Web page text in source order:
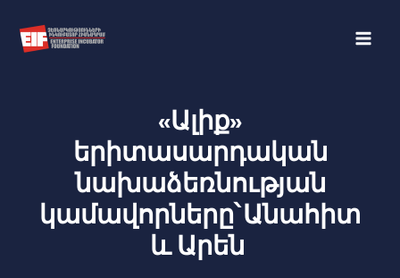
content
«Ալիք»
երիտասարդական
նախաձեռնության
կամավորները՝ Անահիտ
և Արեն